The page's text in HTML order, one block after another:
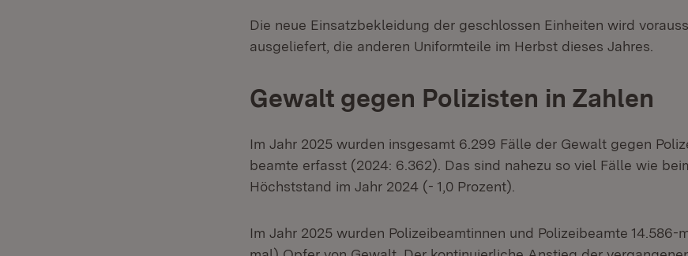
Die neue Einsatzbekleidung der geschlossen Einheiten wird
ausgeliefert, die anderen Uniformteile im Herbst dieses Jahres.
Gewalt gegen Polizisten in Zahlen
Im Jahr 2025 wurden insgesamt 6.299 Fälle der Gewalt gegen
beamte erfasst (2024: 6.362). Das sind nahezu so viel Fälle wie
Höchststand im Jahr 2024 (- 1,0 Prozent).
Im Jahr 2025 wurden Polizeibeamtinnen und Polizeibeamte 14.586-